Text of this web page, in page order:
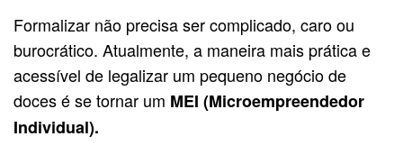
Formalizar não precisa ser complicado, caro ou
burocrático. Atualmente, a maneira mais prática e
acessível de legalizar um pequeno negócio de
doces é se tornar um MEI (Microempreendedor
Individual).